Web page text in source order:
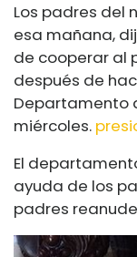
Los padres del
esa mañana,
de cooperar al
después de
Departamento
miércoles.
El
ayuda de los
padres